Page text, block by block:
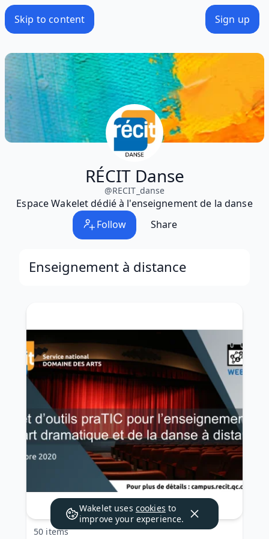
Skip to content Sign up
RÉCIT Danse
@RECIT_danse
Espace Wakelet dédié à l'enseignement de la danse
Follow
Share
Enseignement à distance
50 items
Wakelet uses cookies to
improve your experience.